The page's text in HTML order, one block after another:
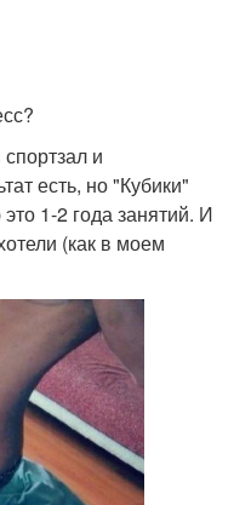
и
есть, но "Кубики"
1-2 года занятий. И
(как в моем